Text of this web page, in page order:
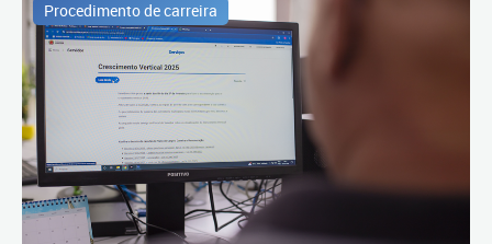
Procedimento de carreira